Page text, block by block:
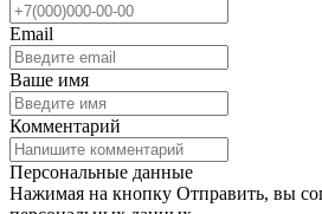
Email
Ваше имя
Комментарий
Персональные данные
Нажимая на кнопку Отправить, вы